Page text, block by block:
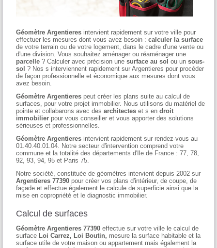
Géomètre Argentieres intervient rapidement sur votre ville pour
effectuer les mesures dont vous avez besoin :calculer la surface
de votre terrain ou de votre logement, dans le cadre d'une vente ou
d'une division. Vous souhaitez aménager ou réaménager une
parcelle ? Calculer avec précision unesurface au sol ou unsous-
sol ? Nos s interviennent rapidement sur Argentieres pour procéder
de façon professionnelle et économique aux mesures dont vous
avez besoin.
Géomètre Argentieres peut créer les plans suite au calcul de
surfaces, pour votre projet immobilier. Nous utilisons du matériel de
pointe et collabarons avec desarchitectes et s endroit
immobilier pour vous conseiller et vous apporter des solutions
sérieuses et professionnelles.
Géomètre Argentieres intervient rapidement sur rendez-vous au
01.40.40.01.04. Notre secteur d'intervention comprend votre
commune et la totalité des départements d'Ile de France : 77, 78,
92, 93, 94, 95 et Paris 75.
Notre société, constituée de géomètres intervient depuis 2002 sur
Argentieres 77390 pour créer vos plans d'intérieur, de coupe, de
façade et effectue également le calcule de superficie ainsi que la
mise en copropriété et le diagnostic immobilier.
Calcul de surfaces
Géomètre Argentieres 77390 effectue sur votre ville le calcul de
surface Loi Carrez, Loi Boutin, mesure la surface habitable et la
surface utile de votre maison ou appartement mais également la